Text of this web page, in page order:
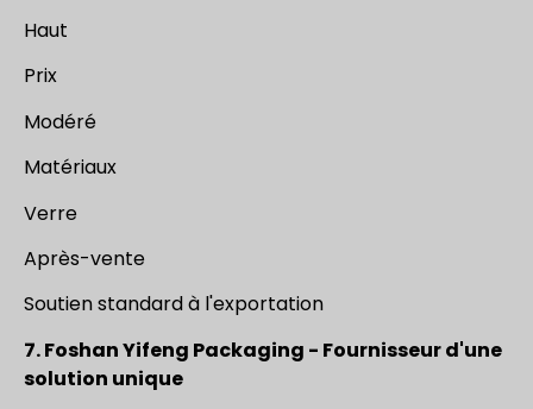
Haut
Prix
Modéré
Matériaux
Verre
Après-vente
Soutien standard à l'exportation
7. Foshan Yifeng Packaging - Fournisseur d'une
solution unique